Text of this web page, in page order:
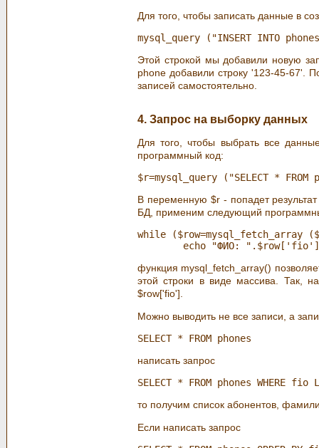
Для того, чтобы записать данные в
Этой строкой мы добавили новую
phone добавили строку '123-45-67'.
записей самостоятельно.
4. Запрос на выборку данных
Для того, чтобы выбрать все
программный код:
В переменную $r - попадет
БД, применим следующий
while ($row=mysql_fetch_array
функция mysql_fetch_array()
этой строки в виде массива. Так,
$row['fio'].
Можно выводить не все записи, а
написать запрос
то получим список абонентов,
Если написать запрос